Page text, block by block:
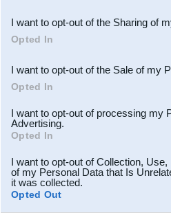
Downstream Participants
third parties.
I want to opt-out of the Sharing of
Opted In
I want to opt-out of the Sale of my
Opted In
I want to opt-out of processing my
Advertising.
Opted In
I want to opt-out of Collection,
of my Personal Data that Is
it was collected.
Opted Out